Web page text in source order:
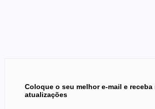
Coloque o seu melhor e-mail e receba
atualizações